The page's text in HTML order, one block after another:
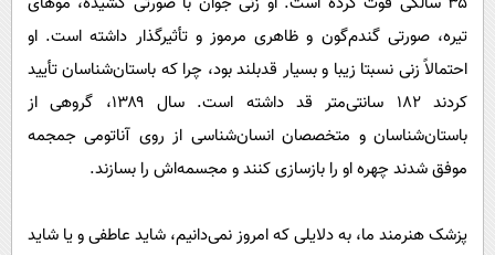
تیره، صورتی گندم‌گون و ظاهری مرموز و تأثیرگذار داشته است. او
احتمالاً زنی نسبتا زیبا و بسیار قدبلند بود، چرا که باستان‌شناسان تأیید
کردند ۱۸۲ سانتی‌متر قد داشته است. سال ۱۳۸۹، گروهی از
باستان‌شناسان و متخصصان انسان‌شناسی از روی آناتومی جمجمه
موفق شدند چهره او را بازسازی کنند و مجسمه‌اش را بسازند.
پزشک هنرمند ما، به دلایلی که امروز نمی‌دانیم، شاید عاطفی و یا شاید